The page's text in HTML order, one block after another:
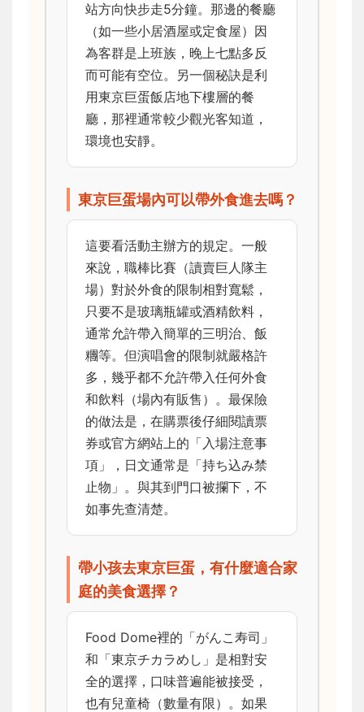
站方向快步走5分鐘。那邊的餐廳
（如一些小居酒屋或定食屋）因
為客群是上班族，晚上七點多反
而可能有空位。另一個秘訣是利
用東京巨蛋飯店地下樓層的餐
廳，那裡通常較少觀光客知道，
環境也安靜。
東京巨蛋場內可以帶外食進去嗎？
這要看活動主辦方的規定。一般
來說，職棒比賽（讀賣巨人隊主
場）對於外食的限制相對寬鬆，
只要不是玻璃瓶罐或酒精飲料，
通常允許帶入簡單的三明治、飯
糰等。但演唱會的限制就嚴格許
多，幾乎都不允許帶入任何外食
和飲料（場內有販售）。最保險
的做法是，在購票後仔細閱讀票
券或官方網站上的「入場注意事
項」，日文通常是「持ち込み禁
止物」。與其到門口被攔下，不
如事先查清楚。
帶小孩去東京巨蛋，有什麼適合家
庭的美食選擇？
Food Dome裡的「がんこ寿司」
和「東京チカラめし」是相對安
全的選擇，口味普遍能被接受，
也有兒童椅（數量有限）。如果